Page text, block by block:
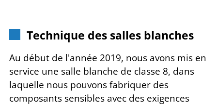
Technique des salles blanches
Au début de l'année 2019, nous avons mis en
service une salle blanche de classe 8, dans
laquelle nous pouvons fabriquer des
composants sensibles avec des exigences